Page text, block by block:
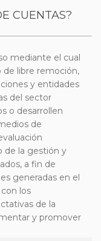
CUENTAS?
mediante el cual
de libre remoción,
y entidades
del sector
o desarrollen
de
de la gestión y
a fin de
generadas en el
los
de la
y promover